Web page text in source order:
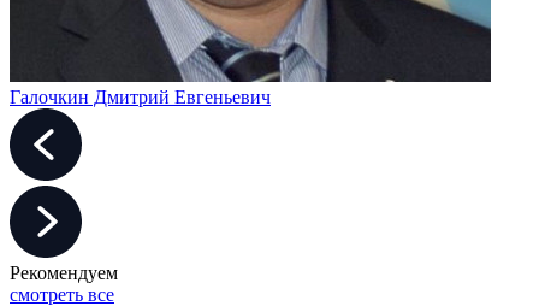
Галочкин Дмитрий Евгеньевич
Рекомендуем
смотреть все